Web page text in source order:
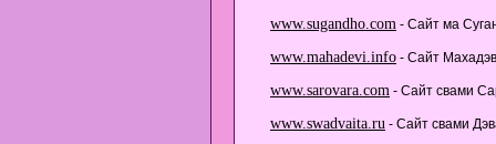
www.sugandho.com - Сайт ма
www.mahadevi.info - Сайт
www.sarovara.com - Cайт свами
www.swadvaita.ru - Сайт свами